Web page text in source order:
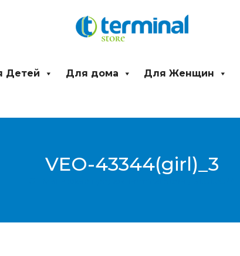
Детей Для дома Для Женщин
VEO-43344(girl)_3